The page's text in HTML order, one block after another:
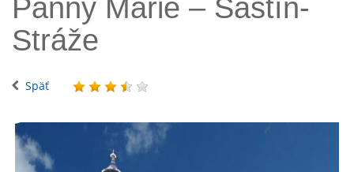
Panny Márie – Šaštín-
Stráže
Späť